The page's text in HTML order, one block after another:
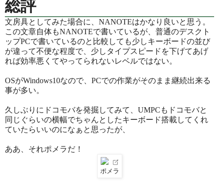
総評
文房具としてみた場合に、NANOTEはかなり良いと思う。
この文章自体もNANOTEで書いているが、普通のデスクト
ップPCで書いているのと比較しても少しキーボードの並び
が違って不便な程度で、少しタイプスピードを下げてあげ
れば効率悪くてやってられないレベルではない。
OSがWindows10なので、PCでの作業がそのまま継続出来る
事が多い。
久しぶりにドコモバを発掘してみて、UMPCもドコモバと
同じぐらいの横幅でちゃんとしたキーボード搭載してくれ
ていたらいいのになぁと思ったが、
ああ、それポメラだ！
ポメラ